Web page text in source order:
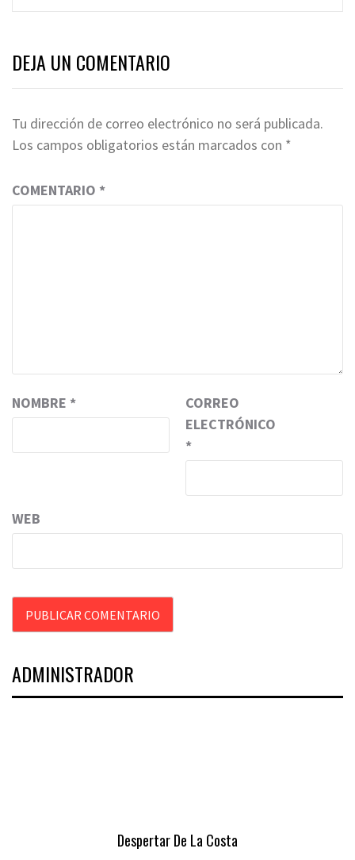
DEJA UN COMENTARIO
Tu dirección de correo electrónico no será publicada.
Los campos obligatorios están marcados con *
COMENTARIO *
NOMBRE *
CORREO
ELECTRÓNICO
*
WEB
ADMINISTRADOR
Despertar De La Costa